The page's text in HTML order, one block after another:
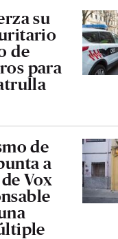
su
de
para
de
a
Vox